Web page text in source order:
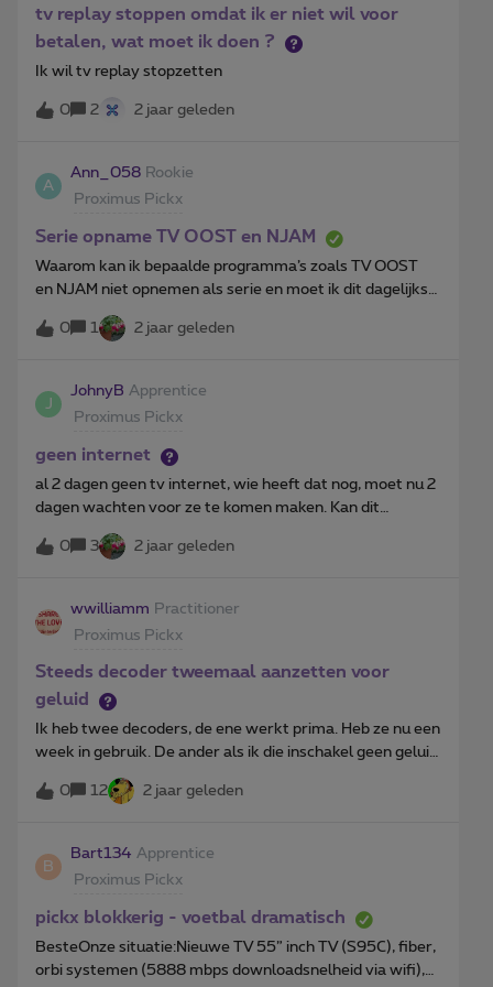
gaat? We hebben nl. kortstondig een V6 gehad in 2021,
maar deze werd al in november 2021 teruggestuurd en
omgeruild voor een V5C, omwille van klank zonder beeld
met de V6. Volgens wat ik begrepen heb op dit forum
blijft de V5c nog in omloop, dus het is mij niet duidelijk
lange-termijnopnames. Ook opvallend is dat er op de
factuur van mei al huur werd aangerekend voor een TV
om 3 dagen, maar dan nog. Graag hoor ik van jullie wat
precie
tv replay stoppen omdat ik er niet wil voor
betalen, wat moet ik doen ?
Ik wil tv replay stopzetten
0 2 2 jaar geleden
A
Ann_058 Rookie
Proximus Pickx
Serie opname TV OOST en NJAM
Waarom kan ik bepaalde programma’s zoals TV OOST
en NJAM niet opnemen als serie en moet ik dit dagelijks
instellen?Heb juist contact gehad met Proximus en mijn
modem zou verouderd zijn maar dit is altijd hun uitleg
zenders ligt maar dan zou Proximus toch voor een
oplossing moeten zorgen. Bij Telenet is dit blijkbaar geen
0 1 2 jaar geleden
J
JohnyB Apprentice
Proximus Pickx
geen internet
al 2 dagen geen tv internet, wie heeft dat nog, moet nu 2
dagen wachten voor ze te komen maken. Kan dit
allemaal zomaar en wie gaat die 4 dagen betalen dat ik
niet tv kan kijken
0 3 2 jaar geleden
wwilliamm Practitioner
Proximus Pickx
Steeds decoder tweemaal aanzetten voor
geluid
Ik heb twee decoders, de ene werkt prima. Heb ze nu een
week in gebruik. De ander als ik die inschakel geen geluid.
Uitschakelen en weer inschakelen en dan geeft hij wel
geluid. Sins dit weekend moet ik dit steeds zo doen. Wat
0 12 2 jaar geleden
B
Bart134 Apprentice
Proximus Pickx
pickx blokkerig - voetbal dramatisch
BesteOnze situatie:Nieuwe TV 55” inch TV (S95C), fiber,
orbi systemen (5888 mbps downloadsnelheid via wifi),